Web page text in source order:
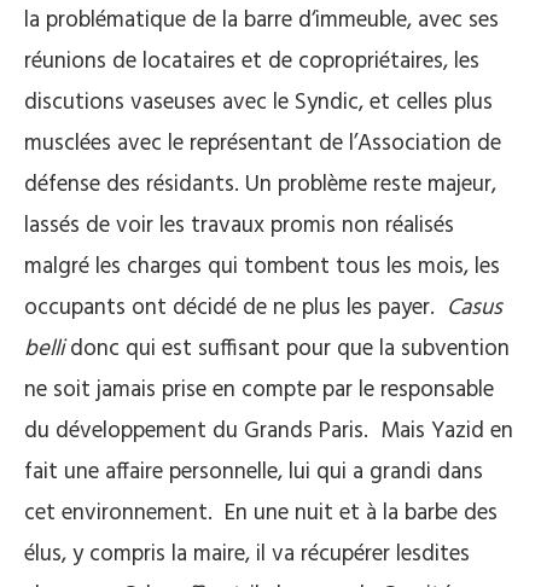
la problématique de la barre d‘immeuble, avec ses
réunions de locataires et de copropriétaires, les
discutions vaseuses avec le Syndic, et celles plus
musclées avec le représentant de l’Association de
défense des résidants. Un problème reste majeur,
lassés de voir les travaux promis non réalisés
malgré les charges qui tombent tous les mois, les
occupants ont décidé de ne plus les payer. Casus
bellidonc qui est suffisant pour que la subvention
ne soit jamais prise en compte par le responsable
du développement du Grands Paris. Mais Yazid en
fait une affaire personnelle, lui qui a grandi dans
cet environnement. En une nuit et à la barbe des
élus, y compris la maire, il va récupérer lesdites